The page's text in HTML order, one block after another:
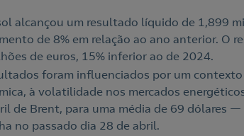
alcançou um resultado líquido de 1,899
de 8% em relação ao ano anterior. O
de euros, 15% inferior ao de 2024.
foram influenciados por um
à volatilidade nos mercados
de Brent, para uma média de 69 dólares
no passado dia 28 de abril.